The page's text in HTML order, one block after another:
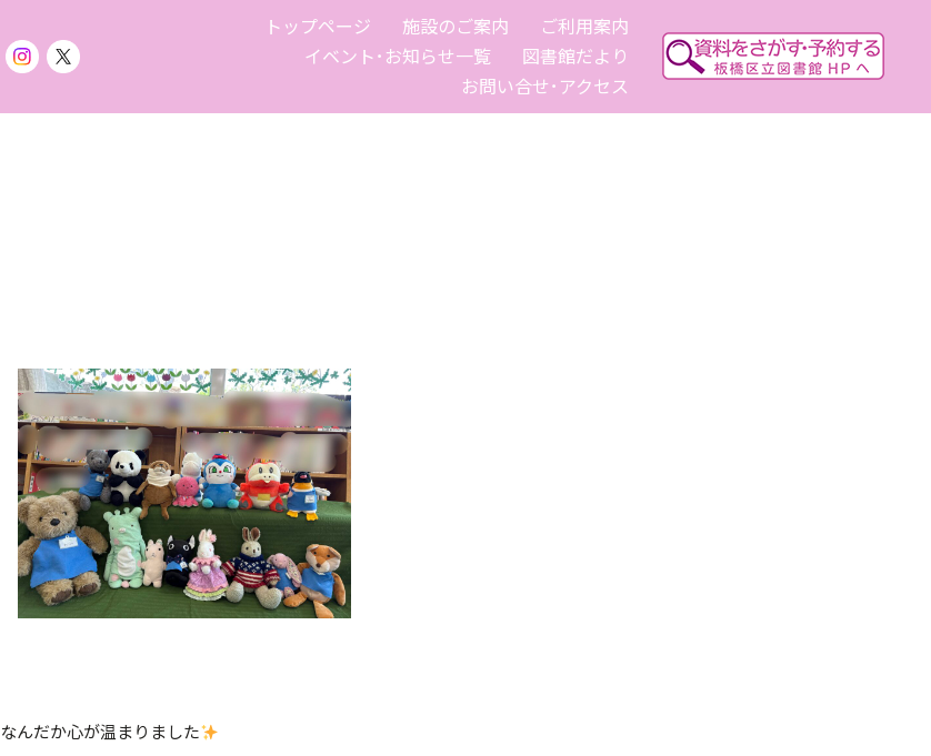
トップページ 施設のご案内
ご利用案内
イベント･お知らせ一覧
図書館だより
お問い合せ･アクセス
んだか心が温まりました